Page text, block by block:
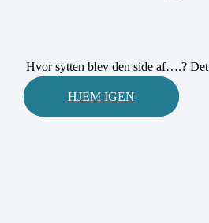
Hvor sytten blev den side af….?
HJEM IGEN